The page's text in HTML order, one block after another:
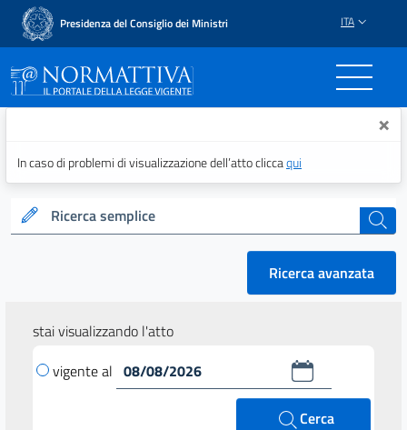
Presidenza del Consiglio dei Ministri ITA
Normattiva - Il portale ×
In caso di problemi di visualizzazione dell’atto cliccaqui
Ricerca semplice cerca
Ricerca avanzata
stai visualizzando l'atto
vigente al
Cerca